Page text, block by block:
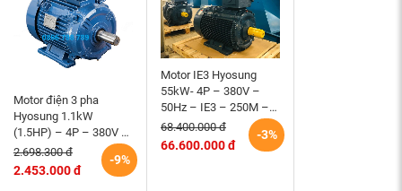
Motor điện 3 pha
Hyosung 1.1kW
(1.5HP) – 4P – 380V –
50Hz – TEFC – 90S
(tốc độ 1500rpm)
-9%
2.698.300 đ
2.453.000 đ
Motor IE3 Hyosung
55kW- 4P – 380V –
50Hz – IE3 – 250M –
B3 hiệu suất cao
-3%
68.400.000 đ
66.600.000 đ